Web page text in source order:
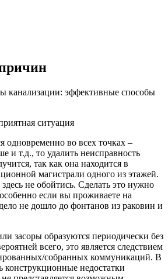
ситуация
одновременно во всех точках –
и т.д., то удалить неисправность
так как она находится в
магистрали одного из этажей.
не обойтись. Сделать это нужно
если вы проживаете на
не дошло до фонтанов из раковин и
засоры образуются периодически без
всего, это является следствием
собранных коммуникаций. В
конструкционные недостатки